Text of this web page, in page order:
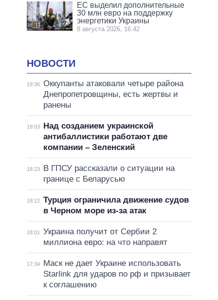
ЕС выделил дополнительные
30 млн евро на поддержку
энергетики Украины
8 августа 2026, 16:42
НОВОСТИ
19:36 Оккупанты атаковали четыре района
Днепропетровщины, есть жертвы и
ранены
19:03
Над созданием украинской
антибаллистики работают две
компании – Зеленский
18:23
В ГПСУ рассказали о ситуации на
границе с Беларусью
18:12 Турция ограничила движение судов
в Черном море из-за атак
18:01
Украина получит от Сербии 2
миллиона евро: на что направят
17:34
Маск не дает Украине использовать
Starlink для ударов по рф и призывает
к соглашению